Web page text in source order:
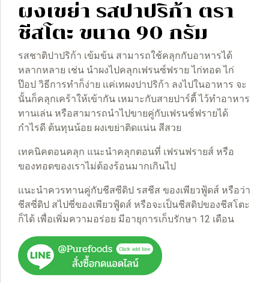
ผงเขย่า รสปาปริก้า ตรา
ชีสโตะ ขนาด 90 กรัม
รสชาติปาปริก้า เข้มข้น สามารถใช้คลุกกับอาหารได้
หลากหลาย เช่น นำผงไปคลุกเฟรนซ์ฟราย ไก่ทอด ไก่
ป๊อป วิธีการทำก็ง่าย เเค่เทผงปาปริก้า ลงไปในอาหาร จะ
นั้นก็คลุกเคร้าให้เข้ากัน เหมาะกับสายปาร์ตี้ ไว้ทำอาหาร
ทานเล่น หรือสามารถนำไปขายคู่กับเฟรนซ์ฟรายได้
กำไรดี ต้นทุนน้อย ผงเขย่าติดแน่น สีสวย
เทคนิคตอนคลุก แนะนำคลุกตอนที่ เฟรนฟรายส์ หรือ
ของทอดของเราไม่ต้องร้อนมากเกินไป
เเนะนำควรทานคู่กับชีสซีดิป รสชีส ของเพียวฟู้ดส์ หรือว่า
ชีสซี่ดิป สไปซี่ของเพียวฟู้ดส์ หรือจะเป็นชีสดิปของชีสโตะ
ก็ได้ เพื่อเพิ่มความอร่อย มีอายุการเก็บรักษา 12 เดือน